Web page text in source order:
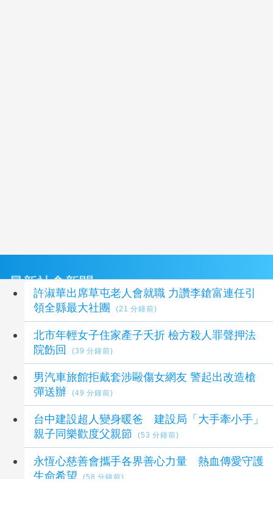
最新社會新聞
許淑華出席草屯老人會就職 力讚李鎗富連任引
領全縣最大社團
(21 分鐘前)
北市年輕女子住家產子夭折 檢方殺人罪聲押法
院飭回
(39 分鐘前)
男汽車旅館拒戴套涉毆傷女網友 警起出改造槍
彈送辦
(49 分鐘前)
台中建設超人變身暖爸 建設局「大手牽小手」
親子同樂歡度父親節
(53 分鐘前)
永恆心慈善會攜手各界善心力量 熱血傳愛守護
生命希望
(58 分鐘前)